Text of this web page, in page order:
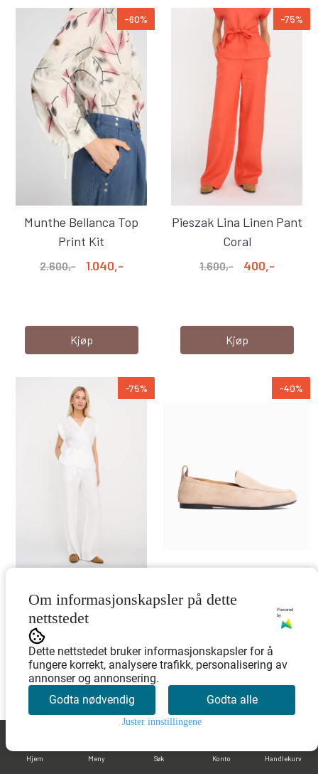
Hjem Meny Søk Konto Handlekurv
-60%
Munthe Bellanca Top
Print Kit
2.600,- 1.040,-
Kjøp
-75%
Pieszak Lina Linen Pant
Coral
1.600,- 400,-
Kjøp
-75%
Pieszak Lina Linen
Wrap Blouse White
1.600,-
-40%
Jim Rickey Royal Suede
-60%
Om informasjonskapsler på dette
nettstedet
Powered
by
Dette nettstedet bruker informasjonskapsler for å
fungere korrekt, analysere trafikk, personalisering av
annonser og annonsering.
Godta nødvendig
Godta alle
Juster innstillingene